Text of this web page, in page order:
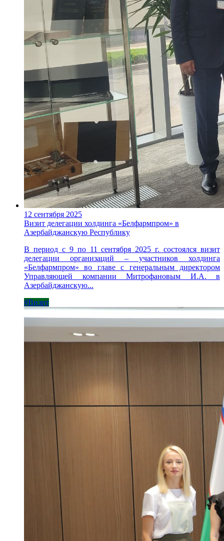
12 сентября 2025
Визит делегации холдинга «Белфармпром» в
Азербайджанскую Республику
В период с 9 по 11 сентября 2025 г. состоялся визит
делегации организаций – участников холдинга
«Белфармпром» во главе с генеральным директором
Управляющей компании Митрофановым И.А. в
Азербайджанскую...
#Визит